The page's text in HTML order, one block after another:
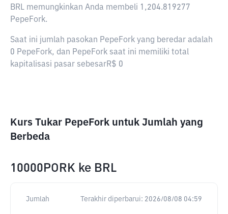
BRL memungkinkan Anda membeli 1,204.819277
PepeFork.
Saat ini jumlah pasokan PepeFork yang beredar adalah
0 PepeFork, dan PepeFork saat ini memiliki total
kapitalisasi pasar sebesarR$ 0
Kurs Tukar PepeFork untuk Jumlah yang
Berbeda
10000PORK ke BRL
Jumlah Terakhir diperbarui: 2026/08/08 04:59